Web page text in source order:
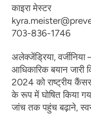
काइरा मेस्टर
703-836-1746
अलेक्जेंड्रिया,
आधिकारिक बयान जारी
2024 को राष्ट्रीय
के रूप में घोषित किया
जांच तक पहुंच बढ़ाने,